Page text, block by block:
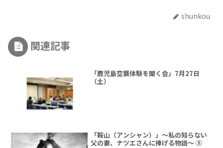
shunkou
関連記事
「鹿児島空襲体験を聞く会」7月27日
（土）
「鞍山（アンシャン）」～私の知らない
父の妻、ナツエさんに捧げる物語～ ⑤